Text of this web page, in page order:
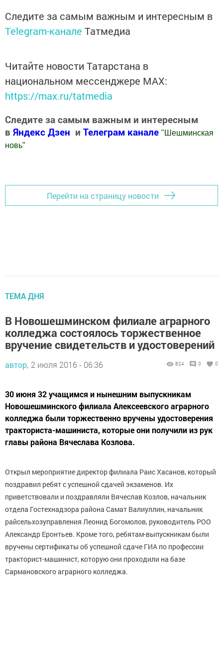
Следите за самым важным и интересным в
Telegram-канале Татмедиа
Читайте новости Татарстана в
национальном мессенджере MАХ:
https://max.ru/tatmedia
Следите за самым важным и интересным
в Яндекс Дзен и Телеграм канале " Шешминская
новь"
Перейти на страницу новости
ТЕМА ДНЯ
В Новошешминском филиале аграрного
колледжа состоялось торжественное
вручение свидетельств и удостоверений
автор, 2 июля 2016 - 06:36 824 0 0
30 июня 32 учащимся и нынешним выпускникам
Новошешминского филиала Алексеевского аграрного
колледжа были торжественно вручены удостоверения
тракториста-машиниста, которые они получили из рук
главы района Вячеслава Козлова.
Открыл мероприятие директор филиала Раис Хасанов, который
поздравил ребят с успешной сдачей экзаменов. Их
приветствовали и поздравляли Вячеслав Козлов, начальник
отдела Гостехнадзора района Самат Валиуллин, начальник
райсельхозуправления Леонид Богомолов, руководитель РОО
Александр Еронтьев. Кроме того, ребятам-выпускникам были
вручены сертификаты об успешной сдаче ГИА по профессии
тракторист-машинист, которую они проходили на базе
Сармановского аграрного колледжа.